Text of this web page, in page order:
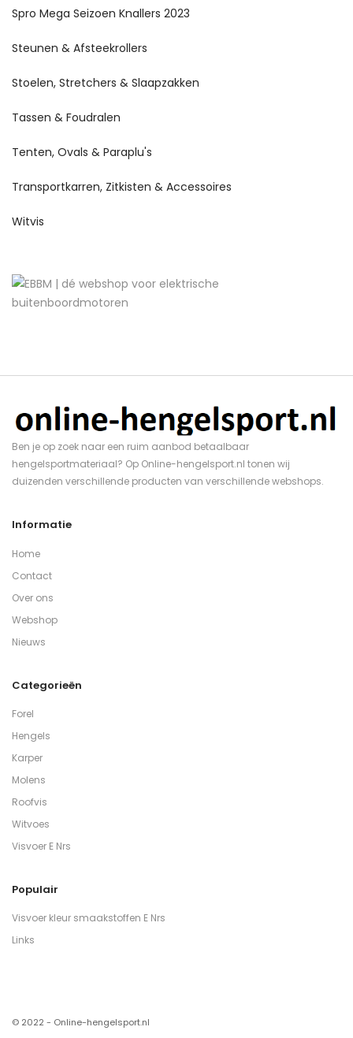
Spro Mega Seizoen Knallers 2023
Steunen & Afsteekrollers
Stoelen, Stretchers & Slaapzakken
Tassen & Foudralen
Tenten, Ovals & Paraplu's
Transportkarren, Zitkisten & Accessoires
Witvis
Ben je op zoek naar een ruim aanbod betaalbaar
hengelsportmateriaal? Op Online-hengelsport.nl tonen wij
duizenden verschillende producten van verschillende webshops.
Informatie
Home
Contact
Over ons
Webshop
Nieuws
Categorieën
Forel
Hengels
Karper
Molens
Roofvis
Witvoes
Visvoer E Nrs
Populair
Visvoer kleur smaakstoffen E Nrs
Links
© 2022 - Online-hengelsport.nl